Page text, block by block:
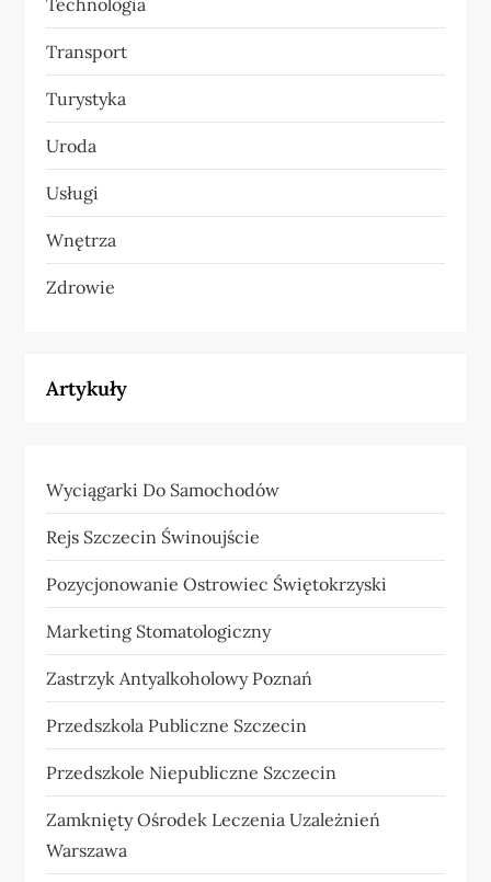
Technologia
Transport
Turystyka
Uroda
Usługi
Wnętrza
Zdrowie
Artykuły
Wyciągarki Do Samochodów
Rejs Szczecin Świnoujście
Pozycjonowanie Ostrowiec Świętokrzyski
Marketing Stomatologiczny
Zastrzyk Antyalkoholowy Poznań
Przedszkola Publiczne Szczecin
Przedszkole Niepubliczne Szczecin
Zamknięty Ośrodek Leczenia Uzależnień
Warszawa